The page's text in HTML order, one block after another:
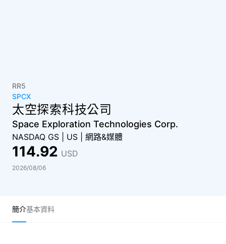
RR5
SPCX
太空探索科技公司
Space Exploration Technologies Corp.
NASDAQ GS US 網路&媒體
114.92 USD
2026/08/06
簡介基本資料